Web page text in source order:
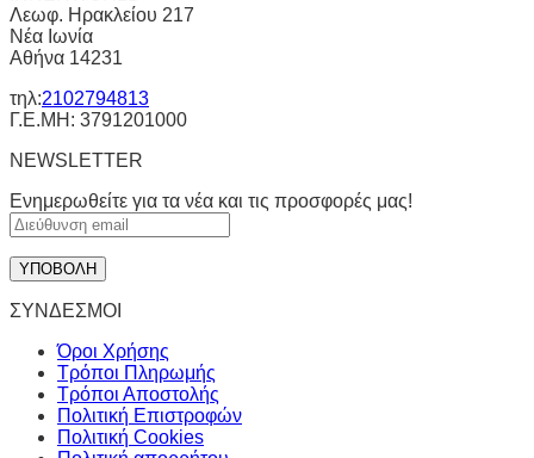
Λεωφ. Ηρακλείου 217
Νέα Ιωνία
Αθήνα 14231
τηλ:2102794813
Γ.Ε.ΜΗ: 3791201000
NEWSLETTER
Ενημερωθείτε για τα νέα και τις προσφορές μας!
ΣΥΝΔΕΣΜΟΙ
Όροι Χρήσης
Τρόποι Πληρωμής
Τρόποι Αποστολής
Πολιτική Επιστροφών
Πολιτική Cookies